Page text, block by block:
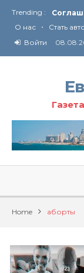
Trending :
О нас • Стать
Войти
Home аборты